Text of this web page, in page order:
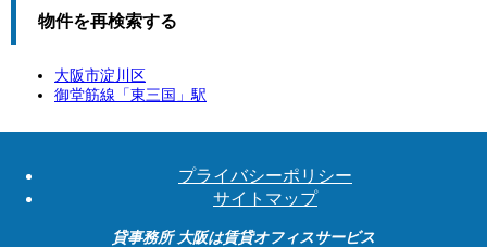
物件を再検索する
大阪市淀川区
御堂筋線「 東三国 」駅
プライバシーポリシー
サイトマップ
貸事務所 大阪は賃貸オフィスサービス